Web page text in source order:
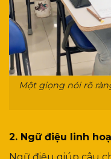
Một giọng nói rõ
2. Ngữ điệu linh